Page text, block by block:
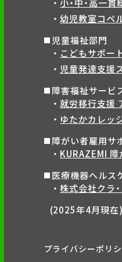
小・中・高一
幼児教室コペ
児童福祉部門
こどもサポー
児童発達支援
障害福祉サービ
就労移行支援
ゆたかカレッ
障がい者雇用サ
KURAZEMI
医療機器ヘルス
株式会社クラ
(2025年4月現在)
プライバシーポリ